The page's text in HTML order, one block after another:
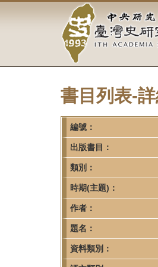
容
中
央
研
究
院-
臺
灣
史
研
究
所-
書目列表-
編號：
出版書目：
類別：
時期(主題)：
作者：
題名：
資料類別：